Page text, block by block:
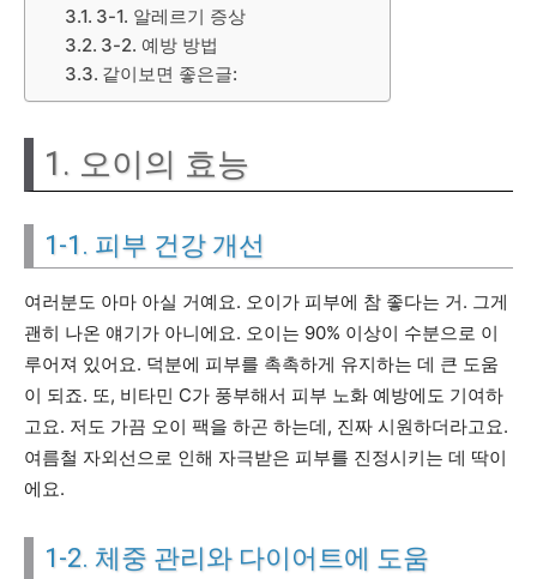
3-1. 알레르기 증상
3-2. 예방 방법
같이보면 좋은글:
1. 오이의 효능
1-1. 피부 건강 개선
여러분도 아마 아실 거예요. 오이가 피부에 참 좋다는 거. 그게
괜히 나온 얘기가 아니에요. 오이는 90% 이상이 수분으로 이
루어져 있어요. 덕분에 피부를 촉촉하게 유지하는 데 큰 도움
이 되죠. 또, 비타민 C가 풍부해서 피부 노화 예방에도 기여하
고요. 저도 가끔 오이 팩을 하곤 하는데, 진짜 시원하더라고요.
여름철 자외선으로 인해 자극받은 피부를 진정시키는 데 딱이
에요.
1-2. 체중 관리와 다이어트에 도움